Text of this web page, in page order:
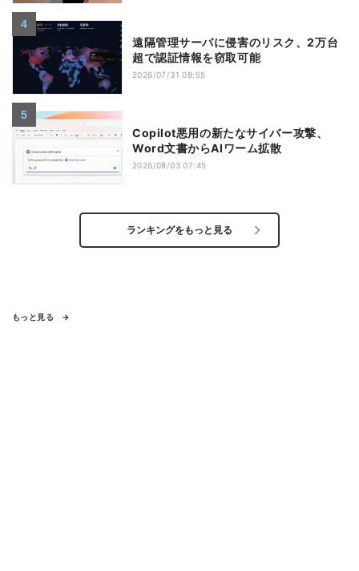
遠隔管理サーバに侵害のリスク、2万台
超で認証情報を窃取可能
2026/07/31 08:55
Copilot悪用の新たなサイバー攻撃、
Word文書からAIワーム拡散
2026/08/03 07:45
ランキングをもっと見る
もっと見る